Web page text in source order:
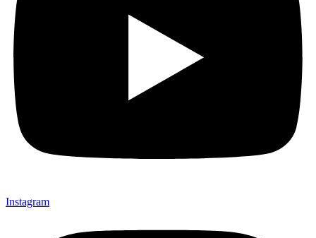
Instagram